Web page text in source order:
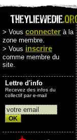
> Vous connecter à la
zone membre.
> Vous inscrire
comme membre du
site.
Lettre d'info
Recevez des infos du
collectif par e-mail